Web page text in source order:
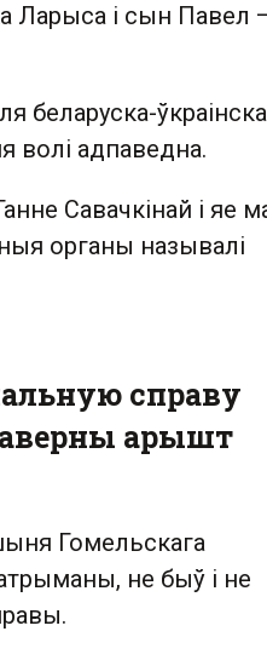
Ларыса і сын Павел
беларуска-
волі адпаведна.
Савачкінай і яе
органы называлі
справу
арышт
Гомельскага
не быў і не